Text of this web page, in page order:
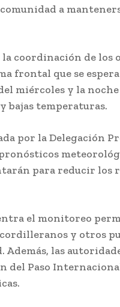
a
coordinación de los
frontal que se
miércoles y la noche
bajas temperaturas.
por la Delegación
para reducir los
el monitoreo
cordilleranos y otros
las
del Paso